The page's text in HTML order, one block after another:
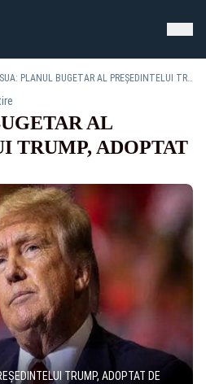
SUA: PLANUL BUGETAR AL PREȘEDINTELUI TRUMP, ADOPTAT DE CONGRES
AL
TRUMP, ADOPTAT
TRUMP, ADOPTAT DE